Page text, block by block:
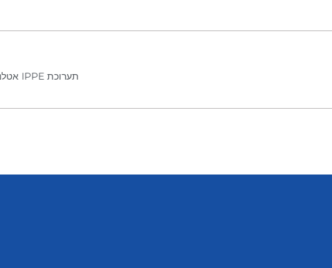
תערוכת IPPE אטלנטה, 2026